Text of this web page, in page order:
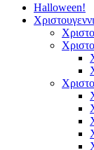
Halloween!